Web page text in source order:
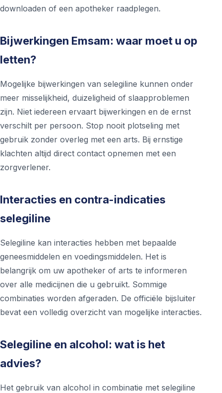
downloaden of een apotheker raadplegen.
Bijwerkingen Emsam: waar moet u op
letten?
Mogelijke bijwerkingen van selegiline kunnen onder
meer misselijkheid, duizeligheid of slaapproblemen
zijn. Niet iedereen ervaart bijwerkingen en de ernst
verschilt per persoon. Stop nooit plotseling met
gebruik zonder overleg met een arts. Bij ernstige
klachten altijd direct contact opnemen met een
zorgverlener.
Interacties en contra-indicaties
selegiline
Selegiline kan interacties hebben met bepaalde
geneesmiddelen en voedingsmiddelen. Het is
belangrijk om uw apotheker of arts te informeren
over alle medicijnen die u gebruikt. Sommige
combinaties worden afgeraden. De officiële bijsluiter
bevat een volledig overzicht van mogelijke interacties.
Selegiline en alcohol: wat is het
advies?
Het gebruik van alcohol in combinatie met selegiline